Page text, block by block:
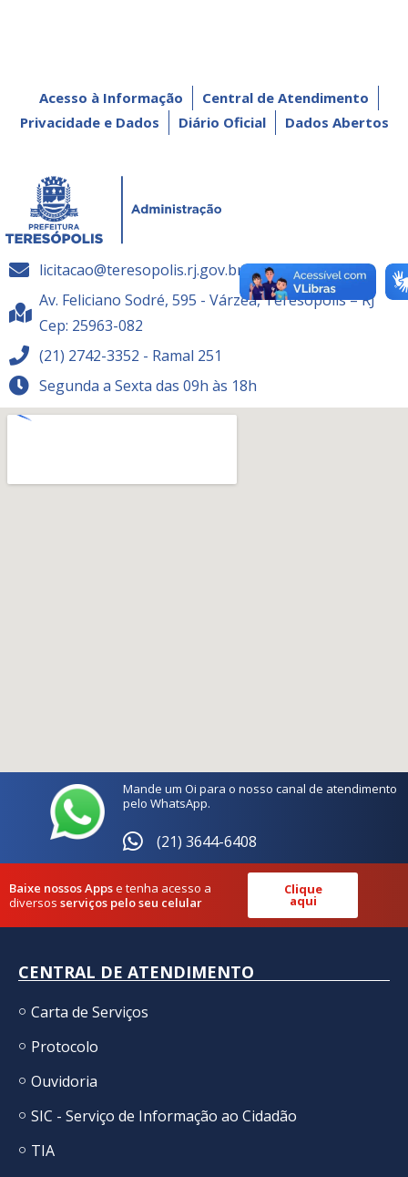
Acesso à Informação
Central de Atendimento
Privacidade e Dados
Diário Oficial Dados Abertos
licitacao@teresopolis.rj.gov.br
Av. Feliciano Sodré, 595 - Várzea, Teresópolis – RJ
Cep: 25963-082
(21) 2742-3352 - Ramal 251
Segunda a Sexta das 09h às 18h
Mande um Oi para o nosso canal de atendimento
pelo WhatsApp.
(21) 3644-6408
Baixe nossos Appse tenha acesso a
diversos serviços pelo seu celular
Clique
aqui
CENTRAL DE ATENDIMENTO
Carta de Serviços
Protocolo
Ouvidoria
SIC - Serviço de Informação ao Cidadão
TIA